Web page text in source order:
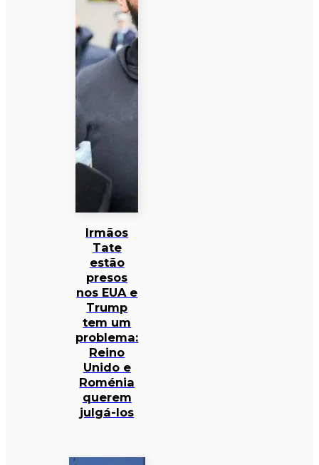
Irmãos
Tate
estão
presos
nos EUA e
Trump
tem um
problema:
Reino
Unido e
Roménia
querem
julgá-los